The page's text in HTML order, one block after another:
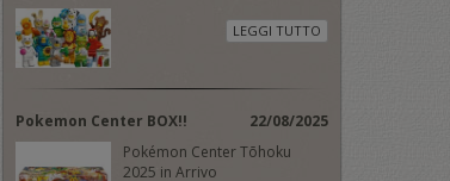
LEGGI TUTTO
Pokemon Center BOX!!
22/08/2025
Pokémon Center Tōhoku
2025 in Arrivo